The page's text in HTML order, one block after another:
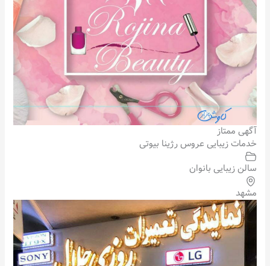
آگهی ممتاز
خدمات زیبایی عروس رژینا بیوتی
سالن زیبایی بانوان
مشهد